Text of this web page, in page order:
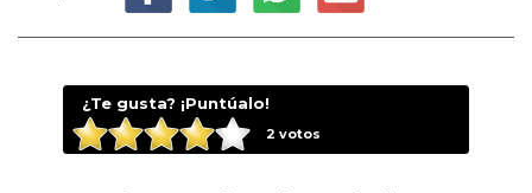
¿Te gusta? ¡Puntúalo!
2 votos